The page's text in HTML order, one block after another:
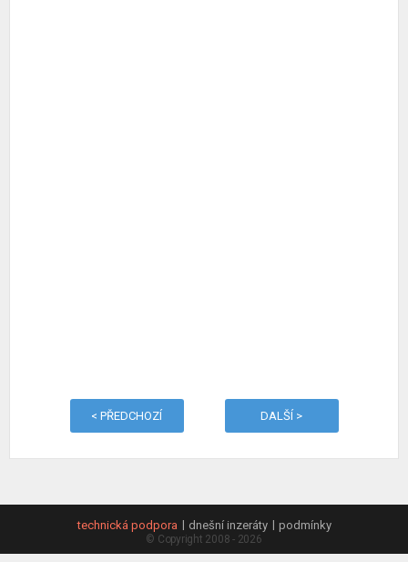
< PŘEDCHOZÍ DALŠÍ >
technická podpora dnešní inzeráty podmínky
© Copyright 2008 - 2026